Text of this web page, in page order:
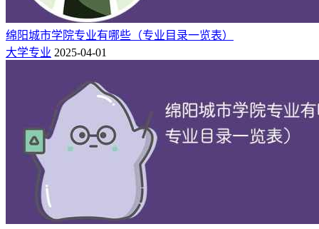
计算机科学与技术
机械设计制造及其自动化
国防教育学院
国际教育学院/中俄学院
沈阳理工大学简介：
沈阳理工大学始建于1948年，是我军为培养新中国急需的兵工
专门人才在东北地区创建的第一所本科军工高等学校，是共和
国“兵工七子”之一，曾用名东北军工专门学校、沈阳工业学院
绵阳城市学院专业有哪些（专业目录一览表）
大学专业 2025-04-01